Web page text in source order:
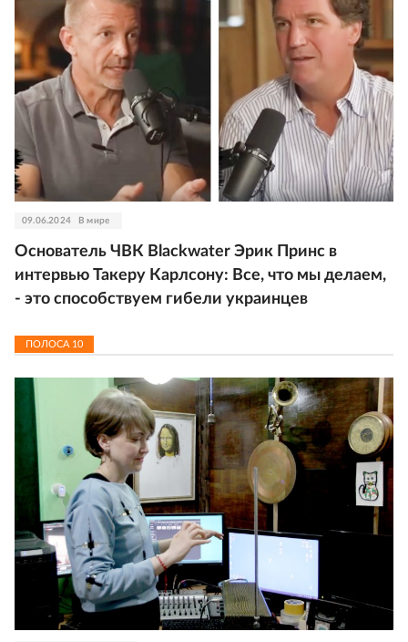
09.06.2024 В мире
Основатель ЧВК Blackwater Эрик Принс в
интервью Такеру Карлсону: Все, что мы делаем,
- это способствуем гибели украинцев
ПОЛОСА 10